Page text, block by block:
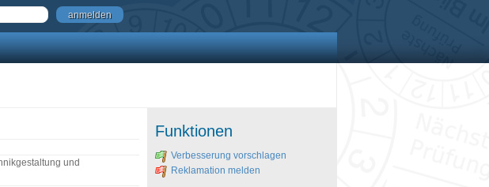
anmelden
und
Funktionen
Verbesserung vorschlagen
Reklamation melden